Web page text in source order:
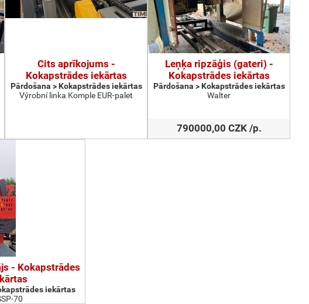
Cits aprīkojums -
Kokapstrādes iekārtas
Pārdošana > Kokapstrādes iekārtas
Výrobní linka Komple EUR-palet
Leņķa ripzāģis (gateri) -
Kokapstrādes iekārtas
Pārdošana > Kokapstrādes iekārtas
Walter
790000,00 CZK /p.
- Kokapstrādes
iekārtas
70